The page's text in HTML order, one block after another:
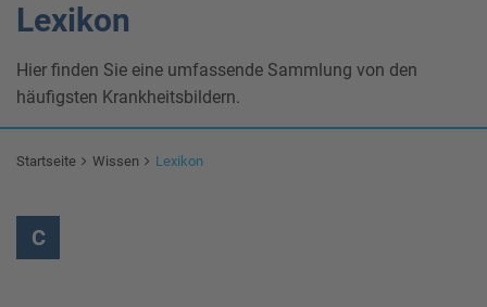
Lexikon
Hier finden Sie eine umfassende Sammlung von den
häufigsten Krankheitsbildern.
Startseite Wissen Lexikon
C